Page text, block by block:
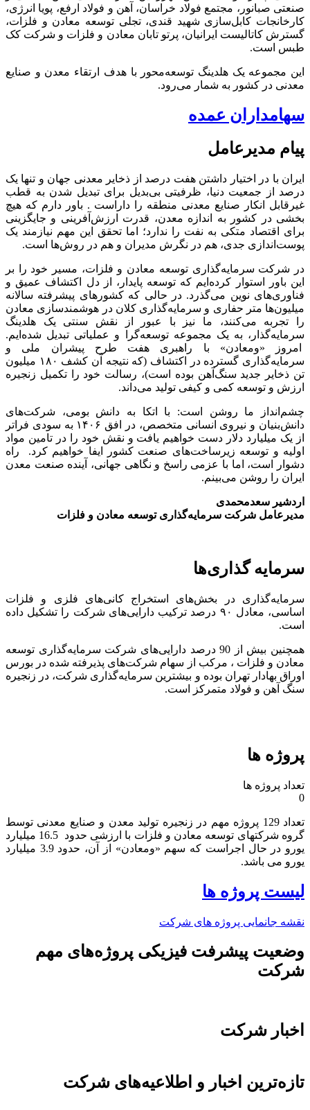
صنعتی صبانور، مجتمع فولاد خراسان، آهن و فولاد ارفع، پویا انرژی،
کارخانجات کابل‌سازی شهید قندی، تجلی توسعه معادن و فلزات،
گسترش کاتالیست ایرانیان، پرتو تابان معادن و فلزات و شرکت کک
طبس است.
این مجموعه یک هلدینگ توسعه‌محور با هدف ارتقاء معدن و صنایع
معدنی در کشور به شمار می‌رود.
سهامداران عمده
پیام مدیرعامل
ایران با در اختیار داشتن هفت درصد از ذخایر معدنی جهان و تنها یک
درصد از جمعیت دنیا، ظرفیتی بی‌بدیل برای تبدیل شدن به قطب
غیرقابل انکار صنایع معدنی منطقه را داراست . باور دارم که هیچ
بخشی در کشور به اندازه معدن، قدرت ارزش‌آفرینی و جایگزینی
برای اقتصاد متکی به نفت را ندارد؛ اما تحقق این مهم نیازمند یک
پوست‌اندازی جدی، هم در نگرش مدیران و هم در روش‌ها است.
در شرکت سرمایه‌گذاری توسعه معادن و فلزات، مسیر خود را بر
این باور استوار کرده‌ایم که توسعه پایدار، از دل اکتشاف عمیق و
فناوری‌های نوین می‌گذرد. در حالی که کشورهای پیشرفته سالانه
میلیون‌ها متر حفاری و سرمایه‌گذاری کلان در هوشمندسازی معادن
را تجربه می‌کنند، ما نیز با عبور از نقش سنتی یک هلدینگ
سرمایه‌گذار، به یک مجموعه توسعه‌گرا و عملیاتی تبدیل شده‌ایم.
امروز «ومعادن» با راهبری هفت طرح پیشران ملی و
سرمایه‌گذاری گسترده در اکتشاف (که نتیجه آن کشف ۱۸۰ میلیون
تن ذخایر جدید سنگ‌آهن بوده است)، رسالت خود را تکمیل زنجیره
ارزش و توسعه کمی و کیفی تولید می‌داند.
چشم‌انداز ما روشن است: با اتکا به دانش بومی، شرکت‌های
دانش‌بنیان و نیروی انسانی متخصص، در افق ۱۴۰۶ به سودی فراتر
از یک میلیارد دلار دست خواهیم یافت و نقش خود را در تامین مواد
اولیه و توسعه زیرساخت‌های صنعت کشور ایفا خواهیم کرد. راه
دشوار است، اما با عزمی راسخ و نگاهی جهانی، آینده صنعت معدن
ایران را روشن می‌بینم.
اردشیر سعدمحمدی
مدیرعامل شرکت سرمایه‌گذاری توسعه معادن و فلزات
سرمایه گذاری‌ها
سرمایه‌گذاری در بخش‌های استخراج کانی‌های فلزی و فلزات
اساسی، معادل ۹۰ درصد ترکیب دارایی‌های شرکت را تشکیل داده
است.
همچنین بیش از 90 درصد دارایی‌های شرکت سرمایه‌گذاری توسعه
معادن و فلزات ، مرکب از سهام شرکت‌های پذیرفته شده در بورس
اوراق بهادار تهران بوده و بیشترین سرمایه‌گذاری شرکت، در زنجیره
سنگ آهن و فولاد متمرکز است.
پروژه ها
تعداد پروژه ها
0
تعداد 129 پروژه مهم در زنجیره تولید معدن و صنایع معدنی توسط
گروه شرکتهای توسعه معادن و فلزات با ارزشی حدود 16.5 میلیارد
یورو در حال اجراست که سهم «ومعادن» از آن، حدود 3.9 میلیارد
یورو می باشد.​
لیست پروژه ها
نقشه جانمایی پروژه های شرکت
وضعیت پیشرفت فیزیکی پروژه‌های مهم
شرکت
اخبار شرکت
تازه‌ترین اخبار و اطلاعیه‌های شرکت